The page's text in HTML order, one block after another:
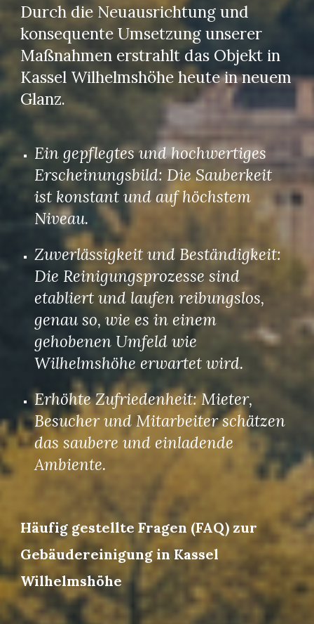
Durch die Neuausrichtung und
konsequente Umsetzung unserer
Maßnahmen erstrahlt das Objekt in
Kassel Wilhelmshöhe heute in neuem
Glanz.
Ein gepflegtes und hochwertiges
Erscheinungsbild: Die Sauberkeit
ist konstant und auf höchstem
Niveau.
Zuverlässigkeit und Beständigkeit:
Die Reinigungsprozesse sind
etabliert und laufen reibungslos,
genau so, wie es in einem
gehobenen Umfeld wie
Wilhelmshöhe erwartet wird.
Erhöhte Zufriedenheit: Mieter,
Besucher und Mitarbeiter schätzen
das saubere und einladende
Ambiente.
Häufig gestellte Fragen (FAQ) zur
Gebäudereinigung in Kassel
Wilhelmshöhe